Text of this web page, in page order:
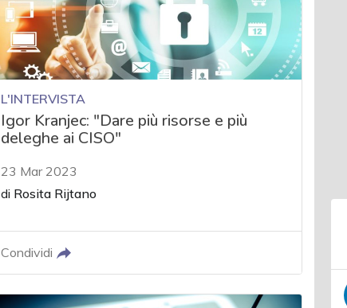
L'INTERVISTA
Igor Kranjec: "Dare più risorse e più
deleghe ai CISO"
23 Mar 2023
di Rosita Rijtano
Condividi